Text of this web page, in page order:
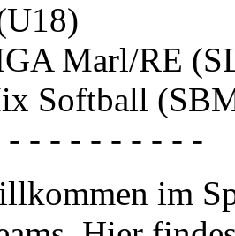
Marl/RE
Softball
- - - - - - - - -
im